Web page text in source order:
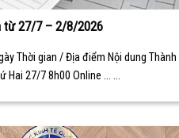
từ 27/7 – 2/8/2026
Thời gian / Địa điểm Nội dung Thành
Hai 27/7 8h00 Online ... ...